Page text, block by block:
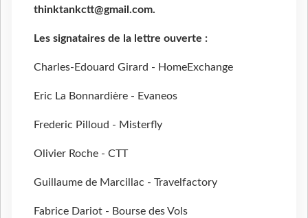
thinktankctt@gmail.com.
Les signataires de la lettre ouverte :
Charles-Edouard Girard - HomeExchange
Eric La Bonnardière - Evaneos
Frederic Pilloud - Misterfly
Olivier Roche - CTT
Guillaume de Marcillac - Travelfactory
Fabrice Dariot - Bourse des Vols